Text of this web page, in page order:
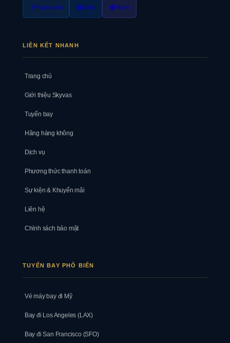
Facebook Zalo Viber
LIÊN KẾT NHANH
Trang chủ
Giới thiệu Skyvas
Tuyến bay
Hãng hàng không
Dịch vụ
Phương thức thanh toán
Sự kiện & Khuyến mãi
Liên hệ
Chính sách bảo mật
TUYẾN BAY PHỔ BIẾN
Vé máy bay đi Mỹ
Bay đi Los Angeles (LAX)
Bay đi San Francisco (SFO)